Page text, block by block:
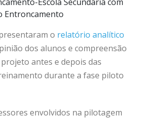
Entroncamento
o relatório analítico
dos alunos e compreensão
antes e depois das
durante a fase piloto
envolvidos na pilotagem